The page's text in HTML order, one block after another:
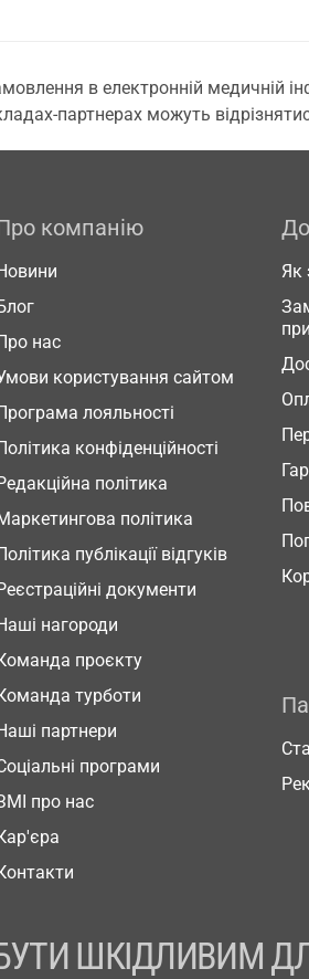
в електронній медичній
партнерах можуть
компанію
нас
користування сайтом
лояльності
конфіденційності
політика
політика
публікації відгуків
документи
нагороди
проєкту
турботи
партнери
програми
про нас
Як
ШКІДЛИВИМ